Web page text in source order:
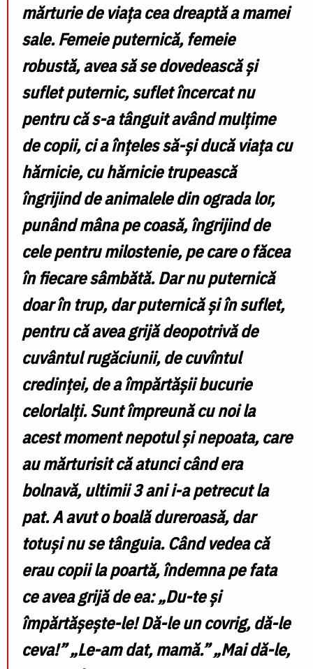
mărturie de viața cea dreaptă a mamei
sale. Femeie puternică, femeie
robustă, avea să se dovedească și
suflet puternic, suflet încercat nu
pentru că s-a tânguit având mulțime
de copii, ci a înțeles să-și ducă viața cu
hărnicie, cu hărnicie trupească
îngrijind de animalele din ograda lor,
punând mâna pe coasă, îngrijind de
cele pentru milostenie, pe care o făcea
în fiecare sâmbătă. Dar nu puternică
doar în trup, dar puternică și în suflet,
pentru că avea grijă deopotrivă de
cuvântul rugăciunii, de cuvîntul
credinței, de a împărtășii bucurie
celorlalți. Sunt împreună cu noi la
acest moment nepotul și nepoata, care
au mărturisit că atunci când era
bolnavă, ultimii 3 ani i-a petrecut la
pat. A avut o boală dureroasă, dar
totuși nu se tânguia. Când vedea că
erau copii la poartă, îndemna pe fata
ce avea grijă de ea: „Du-te și
împărtășește-le! Dă-le un covrig, dă-le
ceva!” „Le-am dat, mamă.” „Mai dă-le,